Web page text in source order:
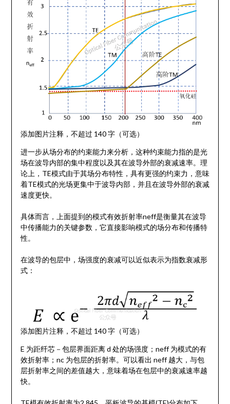
添加图片注释，不超过 140 字（可选）
进一步从场分布的约束能力来分析，这种约束能力指的是光
场在波导内部的集中程度以及其在波导外部的衰减速率。理
论上，TE模式由于其场分布特性，具有更强的约束力，意味
着TE模式的光场更集中于波导内部，并且在波导外部的衰减
速度更快。
具体而言，上面提到的模式有效折射率neff是衡量其在波导
中传播能力的关键参数，它直接影响模式的场分布和传播特
性。
在波导的包层中，场强度的衰减可以近似表示为指数衰减形
式：
添加图片注释，不超过 140 字（可选）
E 为距纤芯－包层界面距离 d 处的场强度；neff 为模式的有
效折射率；nc 为包层的折射率。可以看出 neff 越大，与包
层折射率之间的差值越大，意味着场在包层中的衰减速率越
快。